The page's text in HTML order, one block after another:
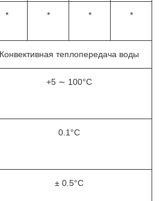
* * * *
Конвективная теплопередача воды
+5 ∼ 100°C
0.1°C
± 0.5°C